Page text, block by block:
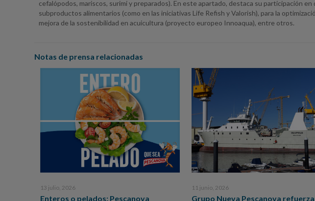
cefalópodos, mariscos, surimi y preparados). En este apartado, destaca su participación
subproductos alimentarios (como en las iniciativas Life Refish y Valorish), para la
mejora de la sostenibilidad en acuicultura (proyecto europeo Innoaqua), entre otros.
Notas de prensa relacionadas
13 julio, 2026
Enteros o pelados: Pescanova
11 junio, 2026
Grupo Nueva Pescanova refuerza